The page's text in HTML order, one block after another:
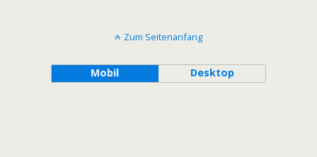
Zum Seitenanfang
Mobil Desktop